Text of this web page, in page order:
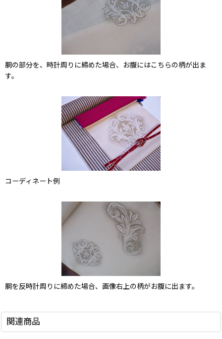
胴の部分を、時計周りに締めた場合、お腹にはこちらの柄が出ま
す。
コーディネート例
胴を反時計周りに締めた場合、画像右上の柄がお腹に出ます。
関連商品